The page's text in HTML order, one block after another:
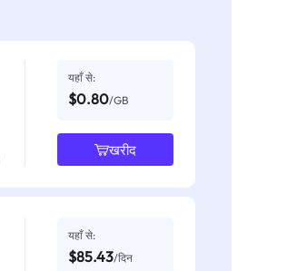
यहाँ से:
$0.80/GB
खरीद
यहाँ से:
$85.43/दिन